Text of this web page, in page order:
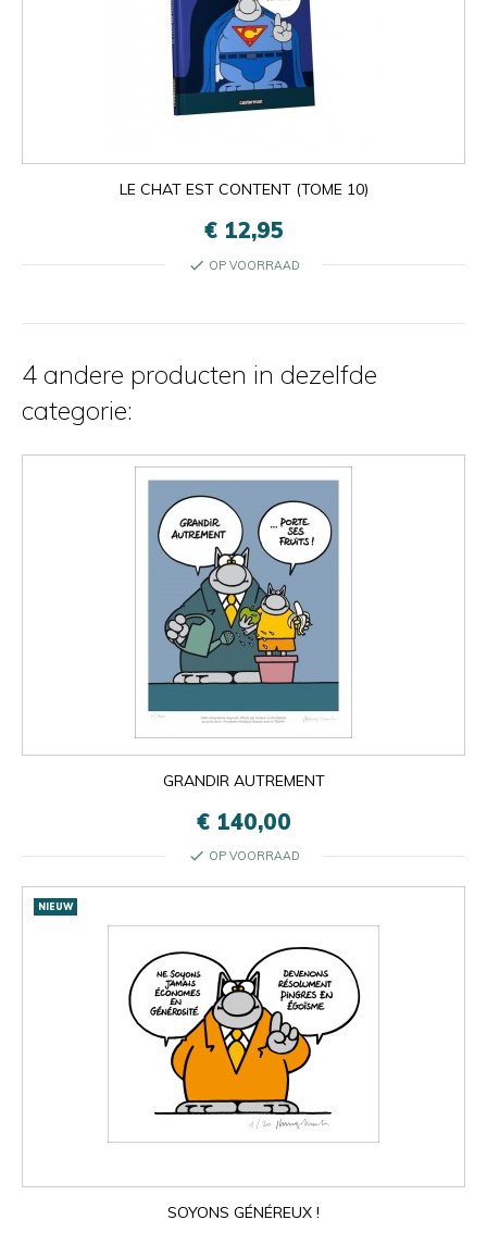
LE CHAT EST CONTENT (TOME 10)
€ 12,95
check OP VOORRAAD
4 andere producten in dezelfde
categorie:
GRANDIR AUTREMENT
€ 140,00
check OP VOORRAAD
NIEUW
SOYONS GÉNÉREUX !
close
×

×